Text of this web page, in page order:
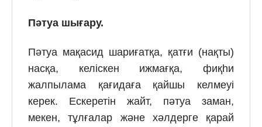
Пәтуа шығару.
Пәтуа мақасид шариғатқа, қатғи (нақты)
насқа, келіскен ижмағқа, фиқһи
жалпылама қағидаға қайшы келмеуі
керек. Ескеретін жайт, пәтуа заман,
мекен, тұлғалар және хәлдерге қарай